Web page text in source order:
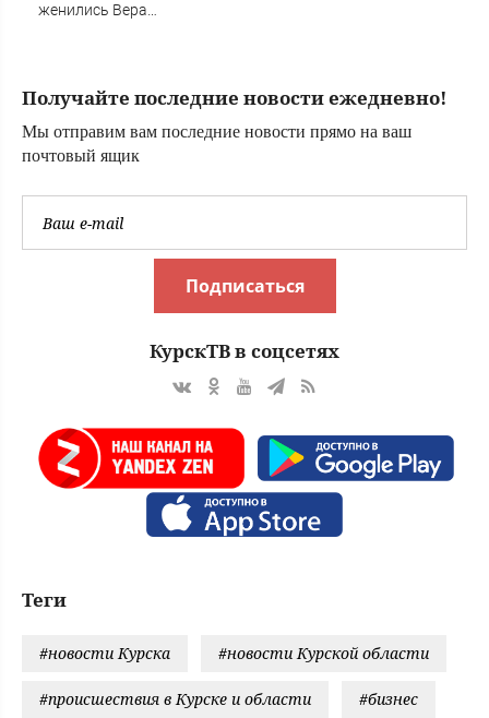
женились Вера
студенческая
любовь,
прожившая
Получайте последние новости ежедневно!
Мы отправим вам последние новости прямо на ваш
почтовый ящик
Подписаться
КурскТВ в соцсетях
Теги
#новости Курска #новости Курской области
#происшествия в Курске и области #бизнес